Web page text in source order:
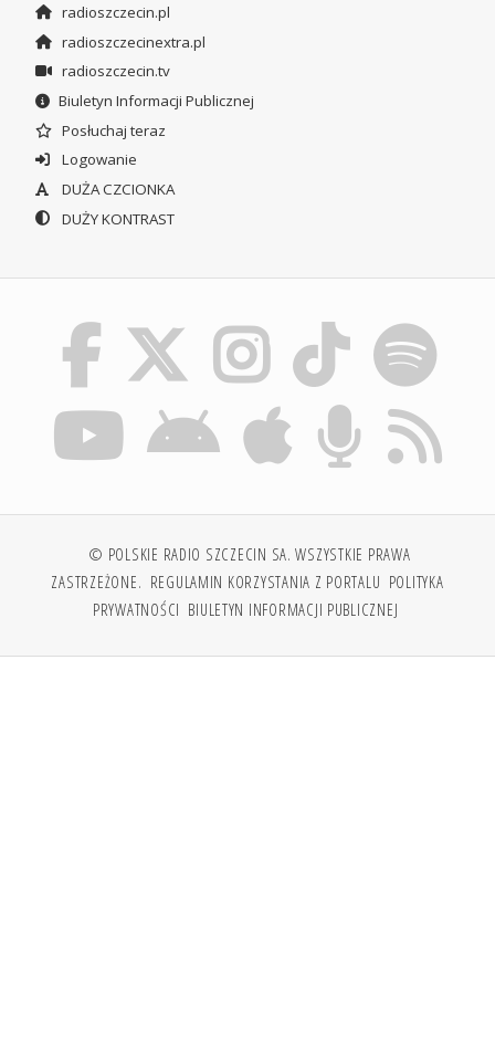
radioszczecin.pl
radioszczecinextra.pl
radioszczecin.tv
Biuletyn Informacji Publicznej
Posłuchaj teraz
Logowanie
DUŻA CZCIONKA
DUŻY KONTRAST
© POLSKIE RADIO SZCZECIN SA. WSZYSTKIE PRAWA
ZASTRZEŻONE. REGULAMIN KORZYSTANIA Z PORTALU POLITYKA
PRYWATNOŚCI BIULETYN INFORMACJI PUBLICZNEJ